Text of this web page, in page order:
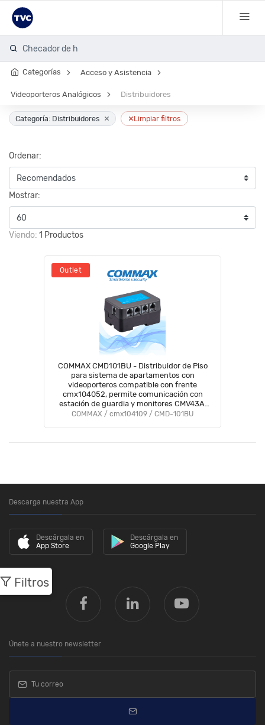
Checador de hu
Categorías Acceso y Asistencia
Videoporteros Analógicos Distribuidores
Categoría: Distribuidores × ×Limpiar filtros
Ordenar:
Mostrar:
Viendo: 1 Productos
Outlet
COMMAX CMD101BU - Distribuidor de Piso
para sistema de apartamentos con
videoporteros compatible con frente
cmx104052, permite comunicación con
estación de guardia y monitores CMV43A,
alimentación con RF2A/ #Modum complejo
COMMAX / cmx104109 / CMD-101BU
Filtros
Descarga nuestra App
Descárgala en
App Store
Descárgala en
Google Play
Únete a nuestro newsletter